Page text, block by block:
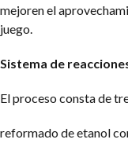
mejoren el
juego.
Sistema de
El proceso consta de
reformado de etanol